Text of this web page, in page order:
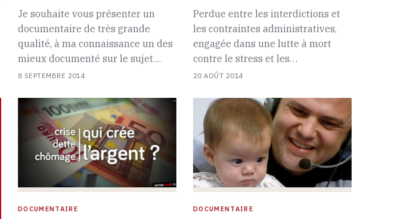
Je souhaite vous présenter un
documentaire de très grande
qualité, à ma connaissance un des
mieux documenté sur le sujet…
8 SEPTEMBRE 2014
Perdue entre les interdictions et
les contraintes administratives,
engagée dans une lutte à mort
contre le stress et les…
20 AOÛT 2014
DOCUMENTAIRE DOCUMENTAIRE